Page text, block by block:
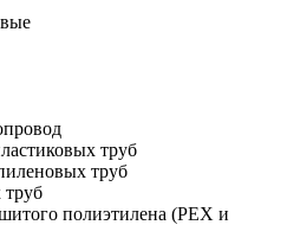
труб
труб
полиэтилена (PEX и